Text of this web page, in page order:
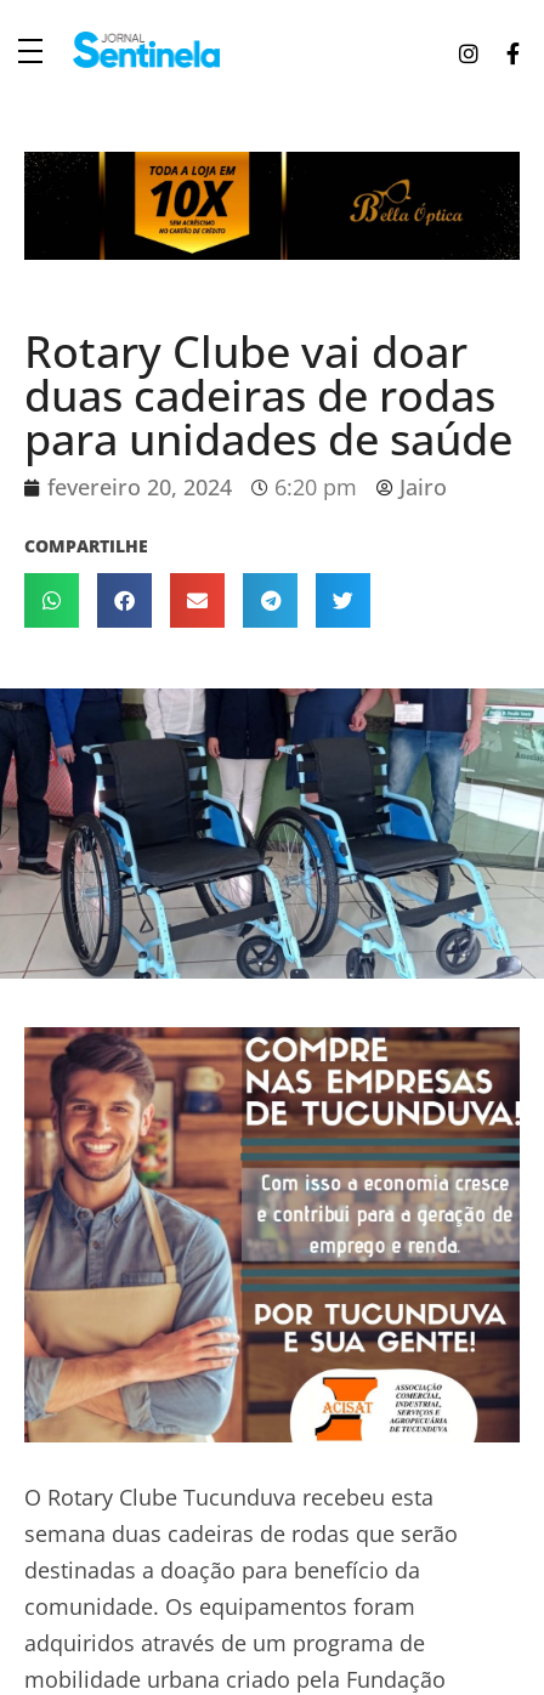
Rotary Clube vai doar
duas cadeiras de rodas
para unidades de saúde
fevereiro 20, 2024 6:20 pm Jairo
COMPARTILHE
O Rotary Clube Tucunduva recebeu esta
semana duas cadeiras de rodas que serão
destinadas a doação para benefício da
comunidade. Os equipamentos foram
adquiridos através de um programa de
mobilidade urbana criado pela Fundação